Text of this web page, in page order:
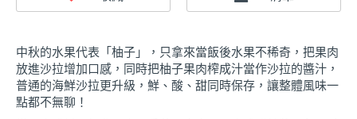
中秋的水果代表「柚子」，只拿來當飯後水果不稀奇，把果肉
放進沙拉增加口感，同時把柚子果肉榨成汁當作沙拉的醬汁，
普通的海鮮沙拉更升級，鮮、酸、甜同時保存，讓整體風味一
點都不無聊！